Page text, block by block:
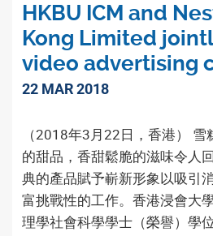
HKBU ICM and
Kong Limited
video advertising
22 MAR 2018
（2018年3月22日，香港）
的甜品，香甜鬆脆的滋味令人
典的產品賦予嶄新形象以吸引
富挑戰性的工作。香港浸會大
理學社會科學學士（榮譽）學